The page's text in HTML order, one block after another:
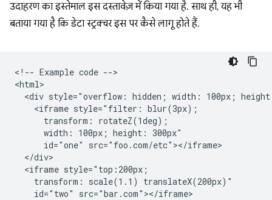
उदाहरण का इस्तेमाल इस दस्तावेज़ में किया गया है. साथ ही, यह भी
बताया गया है कि डेटा स्ट्रक्चर इस पर कैसे लागू होते हैं.
<!-- Example code -->
<html>
<div style="overflow: hidden; width: 100px;
    <iframe style="filter: blur(3px);
      transform: rotateZ(1deg);
      width: 100px; height: 300px"
      id="one" src="foo.com/etc"></iframe>
  </div>
  <iframe style="top:200px;
    transform: scale(1.1) translateX(200px)"
    id="two" src="bar.com"></iframe>